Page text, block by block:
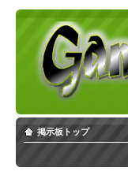
掲示板トップ